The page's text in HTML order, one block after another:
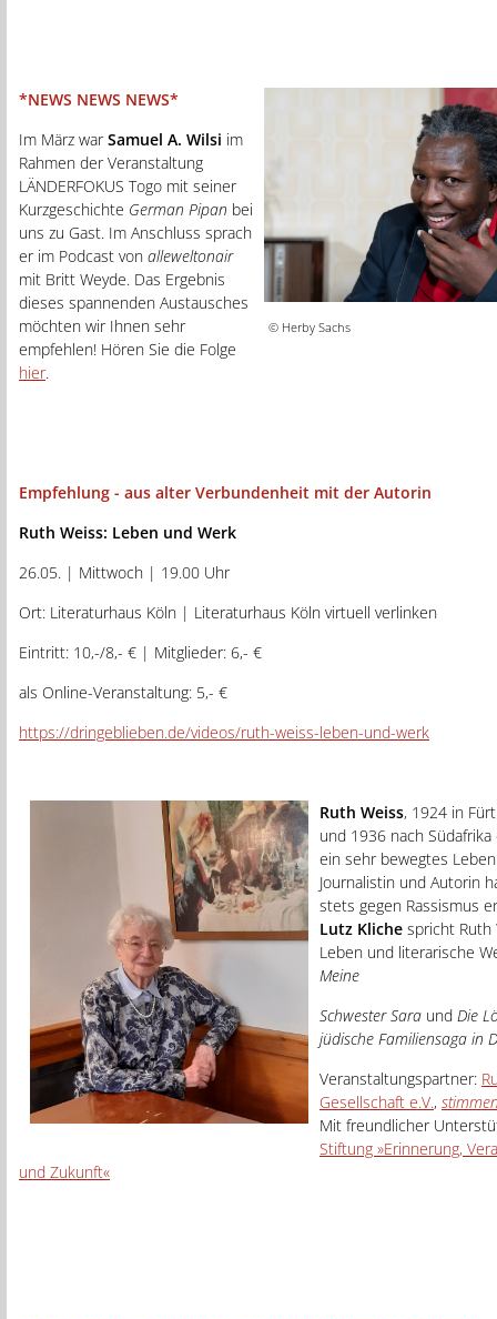
© Herby Sachs
*NEWS NEWS NEWS*
Im März warSamuel A. Wilsi im
Rahmen der Veranstaltung
LÄNDERFOKUS Togo mit seiner
Kurzgeschichte German Pipan bei
uns zu Gast. Im Anschluss sprach
er im Podcast von alleweltonair
mit Britt Weyde. Das Ergebnis
dieses spannenden Austausches
möchten wir Ihnen sehr
empfehlen! Hören Sie die Folge
hier.
Empfehlung - aus alter Verbundenheit mit der Autorin
Ruth Weiss: Leben und Werk
26.05. | Mittwoch | 19.00 Uhr
Ort: Literaturhaus Köln | Literaturhaus Köln virtuell verlinken
Eintritt: 10,-/8,- € | Mitglieder: 6,- €
als Online-Veranstaltung: 5,- €
https://dringeblieben.de/videos/ruth-weiss-leben-und-werk
Ruth Weiss, 1924 in
und 1936 nach
ein sehr bewegtes
Journalistin und Autorin
stets gegen Rassismus
Lutz Kliche spricht Ruth
Leben und literarische
Meine
Schwester Sara und Die
jüdische Familiensaga in
Veranstaltungspartner:
Gesellschaft e.V.,
Mit freundlicher
Stiftung »Erinnerung,
und Zukunft«